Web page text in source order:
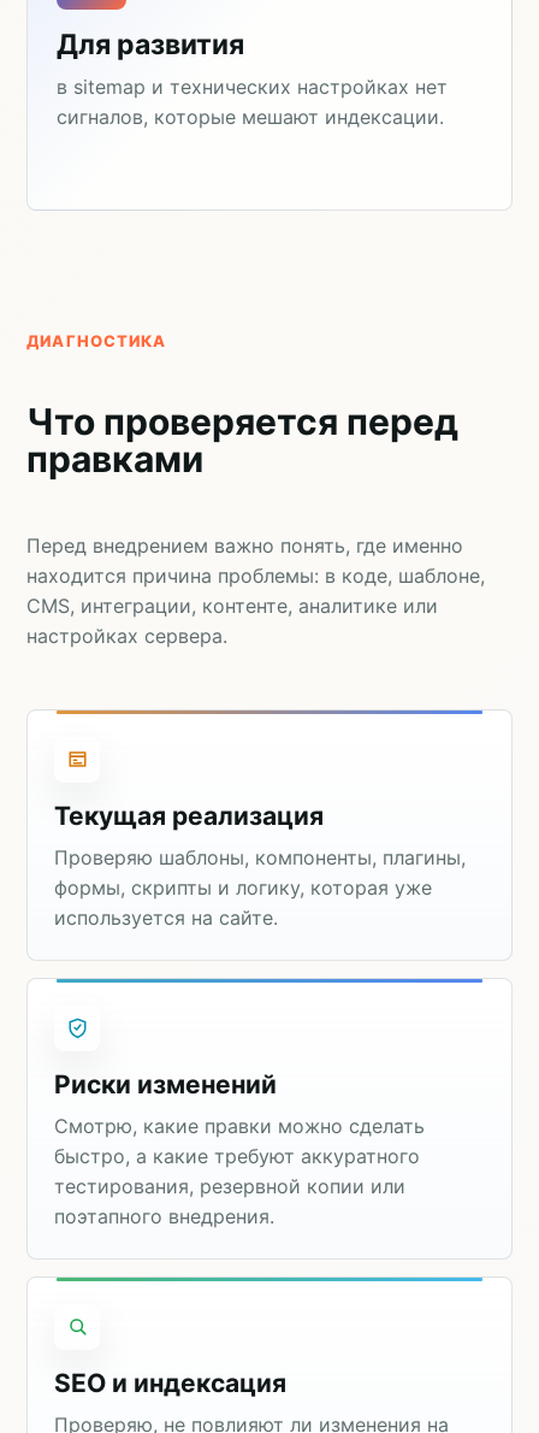
Для развития
в sitemap и технических настройках нет
сигналов, которые мешают индексации.
ДИАГНОСТИКА
Что проверяется перед
правками
Перед внедрением важно понять, где именно
находится причина проблемы: в коде, шаблоне,
CMS, интеграции, контенте, аналитике или
настройках сервера.
Текущая реализация
Проверяю шаблоны, компоненты, плагины,
формы, скрипты и логику, которая уже
используется на сайте.
Риски изменений
Смотрю, какие правки можно сделать
быстро, а какие требуют аккуратного
тестирования, резервной копии или
поэтапного внедрения.
SEO и индексация
Проверяю, не повлияют ли изменения на